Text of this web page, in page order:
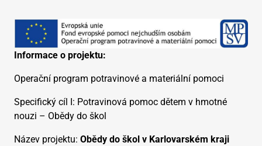
Informace o projektu:
Operační program potravinové a materiální pomoci
Specifický cíl I: Potravinová pomoc dětem v hmotné
nouzi – Obědy do škol
Název projektu: Obědy do škol v Karlovarském kraji